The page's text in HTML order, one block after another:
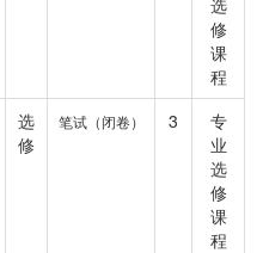
选
修
课
程
选
修
笔试（闭卷） 3
专
业
选
修
课
程